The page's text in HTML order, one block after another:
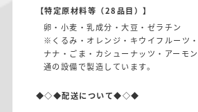
【特定原材料等（28品目）】
卵・小麦・乳成分・大豆・ゼラチン
※くるみ・オレンジ・キウイフルーツ
ナナ・ごま・カシューナッツ・アーモ
通の設備で製造しています。
◆◇◆配送について◆◇◆